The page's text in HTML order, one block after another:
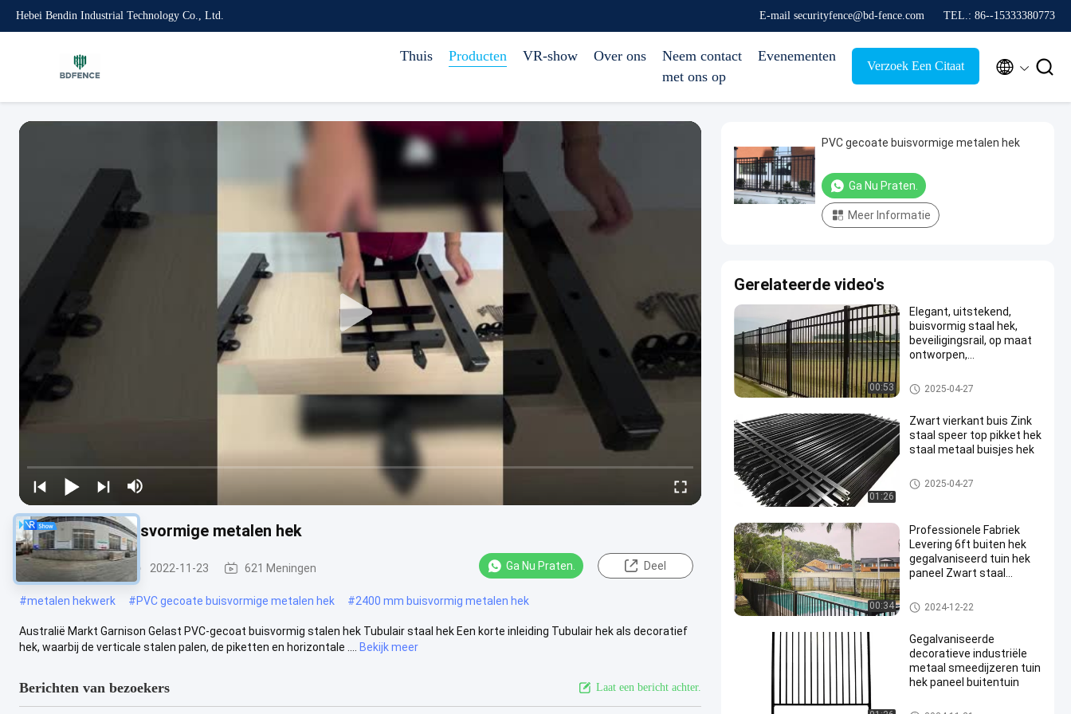
Hebei Bendin Industrial Technology Co., Ltd. E-mail securityfence@bd-fence.com TEL.: 86--15333380773
Thuis Producten VR-show Over ons
Neem contact
met ons op
Evenementen
Verzoek Een Citaat  
PVC gecoate buisvormige metalen hek
Stalen hekwerk 2022-11-23 621 Meningen Ga Nu Praten. Deel
#metalen hekwerk #PVC gecoate buisvormige metalen hek #2400 mm buisvormig metalen hek
Australië Markt Garnison Gelast PVC-gecoat buisvormig stalen hek Tubulair staal hek Een korte inleiding Tubulair hek als decoratief
hek, waarbij de verticale stalen palen, de piketten en horizontale ....
Bekijk meer
Berichten van bezoekers Laat een bericht achter.
PVC gecoate buisvormige metalen hek
Ga Nu Praten.
Meer Informatie
Gerelateerde video's
00:53
Elegant, uitstekend,
buisvormig staal hek,
beveiligingsrail, op maat
ontworpen,
woonruimtes en tuinen
Stalen hekwerk
2025-04-27
01:26
Zwart vierkant buis Zink
staal speer top pikket hek
staal metaal buisjes hek
Stalen hekwerk
2025-04-27
00:34
Professionele Fabriek
Levering 6ft buiten hek
gegalvaniseerd tuin hek
paneel Zwart staal
Stalen hekwerk
2024-12-22
Gegalvaniseerde
decoratieve industriële
metaal smeedijzeren tuin
hek paneel buitentuin